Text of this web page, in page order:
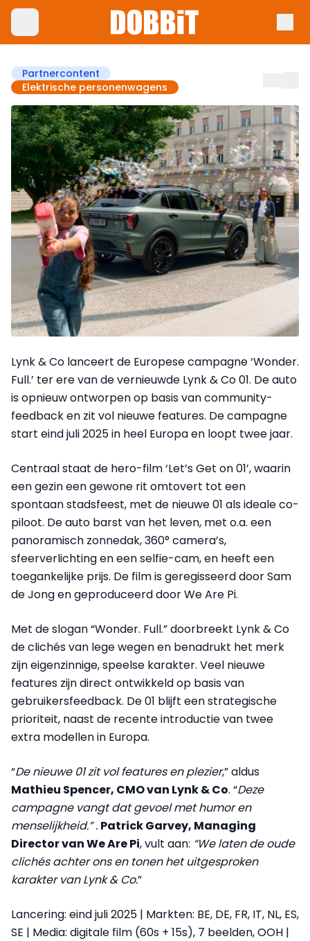
Partnercontent
Elektrische personenwagens
Lynk & Co lanceert de Europese campagne ‘Wonder.
Full.’ ter ere van de vernieuwde Lynk & Co 01. De auto
is opnieuw ontworpen op basis van community-
feedback en zit vol nieuwe features. De campagne
start eind juli 2025 in heel Europa en loopt twee jaar.
Centraal staat de hero-film ‘Let’s Get on 01’, waarin
een gezin een gewone rit omtovert tot een
spontaan stadsfeest, met de nieuwe 01 als ideale co-
piloot. De auto barst van het leven, met o.a. een
panoramisch zonnedak, 360° camera’s,
sfeerverlichting en een selfie-cam, en heeft een
toegankelijke prijs. De film is geregisseerd door Sam
de Jong en geproduceerd door We Are Pi.
Met de slogan “Wonder. Full.” doorbreekt Lynk & Co
de clichés van lege wegen en benadrukt het merk
zijn eigenzinnige, speelse karakter. Veel nieuwe
features zijn direct ontwikkeld op basis van
gebruikersfeedback. De 01 blijft een strategische
prioriteit, naast de recente introductie van twee
extra modellen in Europa.
“De nieuwe 01 zit vol features en plezier,” aldus
Mathieu Spencer, CMO van Lynk & Co. “Deze
campagne vangt dat gevoel met humor en
menselijkheid.” . Patrick Garvey, Managing
Director van We Are Pi, vult aan: “We laten de oude
clichés achter ons en tonen het uitgesproken
karakter van Lynk & Co.”
Lancering: eind juli 2025 | Markten: BE, DE, FR, IT, NL, ES,
SE | Media: digitale film (60s + 15s), 7 beelden, OOH |